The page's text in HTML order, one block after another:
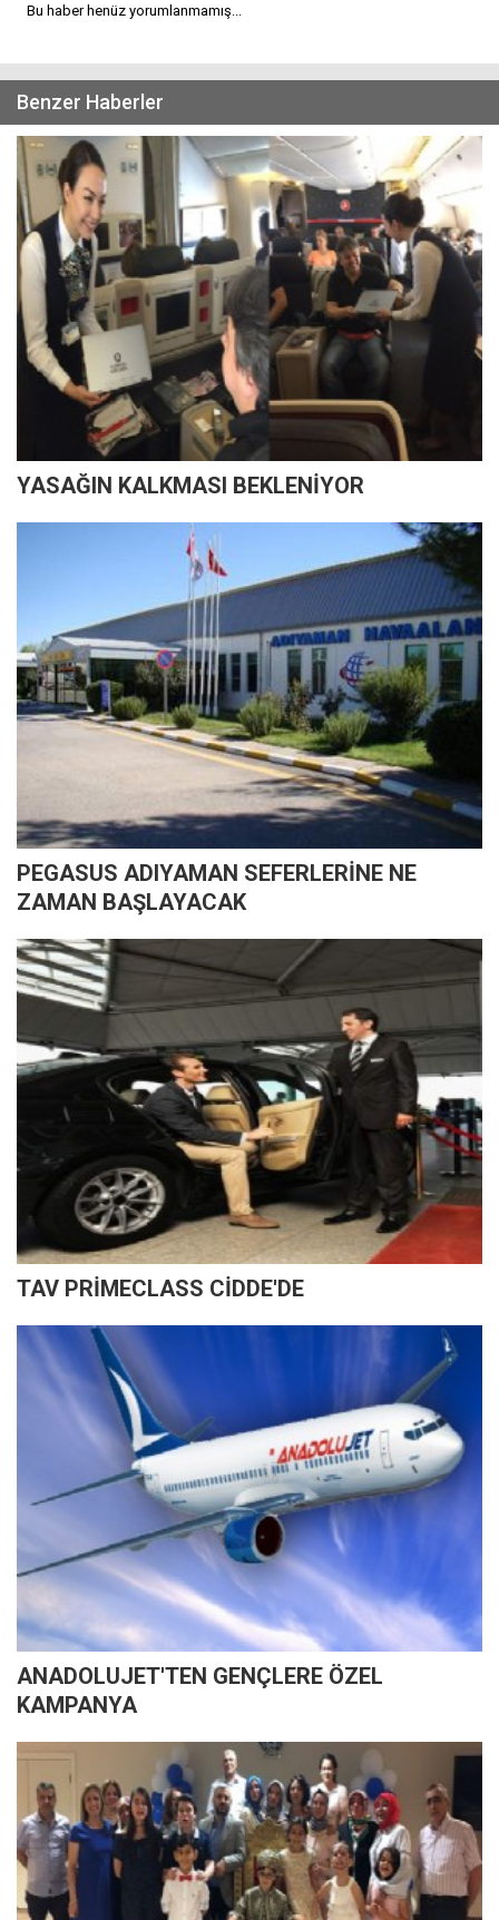
Bu haber henüz yorumlanmamış...
Benzer Haberler
YASAĞIN KALKMASI BEKLENİYOR
PEGASUS ADIYAMAN SEFERLERİNE NE
ZAMAN BAŞLAYACAK
TAV PRİMECLASS CİDDE'DE
ANADOLUJET'TEN GENÇLERE ÖZEL
KAMPANYA